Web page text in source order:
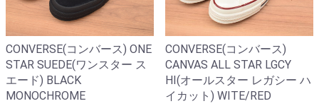
CONVERSE(コンバース) ONE
STAR SUEDE(ワンスター ス
エード) BLACK
MONOCHROME
CONVERSE(コンバース)
CANVAS ALL STAR LGCY
HI(オールスター レガシー ハ
イカット) WITE/RED